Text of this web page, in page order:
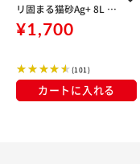
リ固まる猫砂Ag+ 8L G
N-8
¥1,700
(101)
カートに入れる